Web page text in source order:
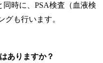
時に、PSA検査（血液検
グも行います。
ありますか？